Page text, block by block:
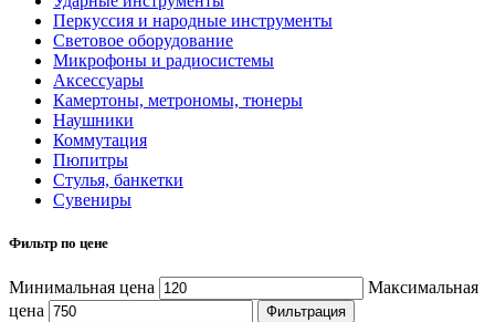
Перкуссия и народные инструменты
Световое оборудование
Микрофоны и радиосистемы
Аксессуары
Камертоны, метрономы, тюнеры
Наушники
Коммутация
Пюпитры
Стулья, банкетки
Сувениры
Фильтр по цене
Минимальная цена
Максимальная
цена
Фильтрация